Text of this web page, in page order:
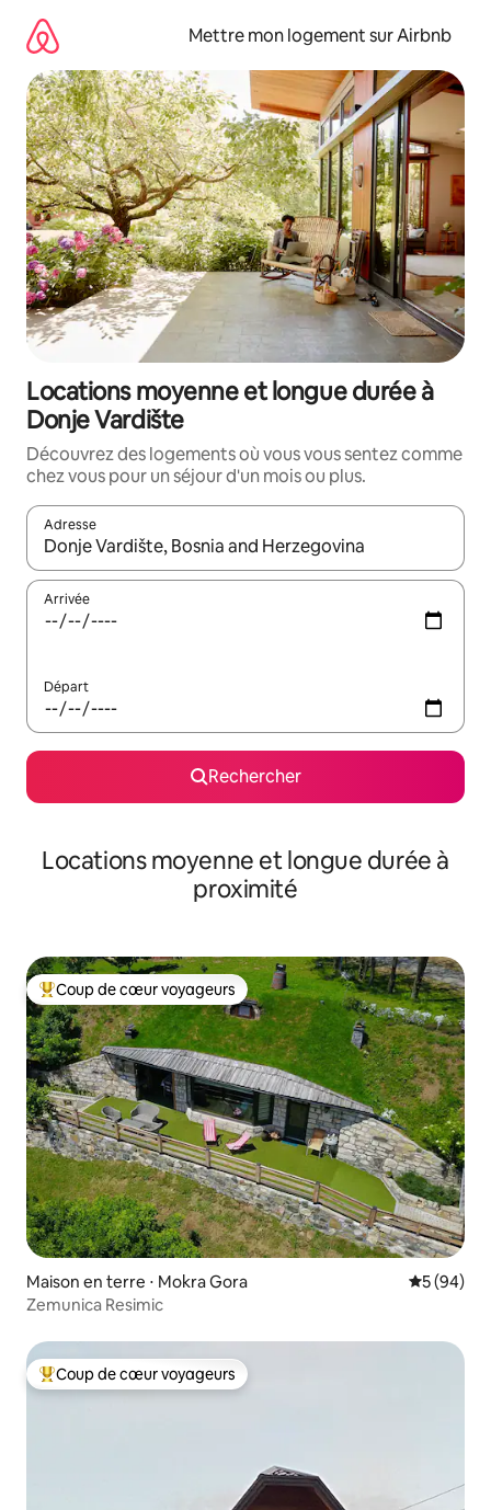
directement
contenu
Mettre mon logement sur Airbnb
Locations moyenne et longue durée à
Donje Vardište
Découvrez des logements où vous vous sentez comme
chez vous pour un séjour d'un mois ou plus.
Adresse
Lorsque les résultats s'affichent, utilisez les flèches vers le
Arrivée
Départ
Rechercher
Locations moyenne et longue durée à
proximité
Coups de cœur voyageurs les plus appréciés
Coup de cœur voyageurs
Maison en terre ⋅ Mokra Gora
5 (94)
Zemunica Resimic
Coups de cœur voyageurs les plus appréciés
Coup de cœur voyageurs